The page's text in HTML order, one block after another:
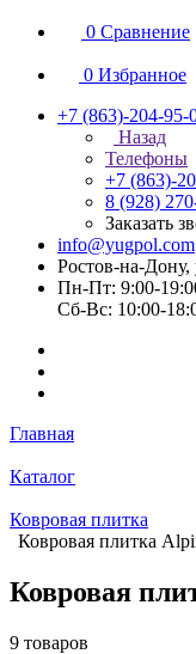
0 Сравнение
0 Избранное
+7 (863)-204-95-
Назад
Телефоны
+7 (863)-
8 (928)
Заказать
info@yugpol.com
Ростов-на-
Пн-Пт: 9:00-
Cб-Вс: 10:00-
Главная
Каталог
Ковровая плитка
Ковровая плитка
Ковровая
9 товаров